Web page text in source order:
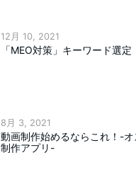
12月 10, 2021
「MEO対策」キーワード選定
8月 3, 2021
動画制作始めるならこれ！-
制作アプリ-